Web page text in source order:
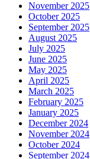
November 2025
October 2025
September 2025
August 2025
July 2025
June 2025
May 2025
April 2025
March 2025
February 2025
January 2025
December 2024
November 2024
October 2024
September 2024